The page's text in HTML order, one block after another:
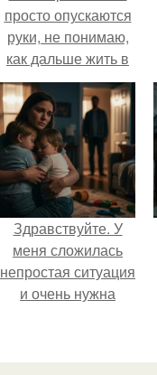
просто опускаются
руки, не понимаю,
как дальше жить в
этой ситуации.
Здравствуйте. У
меня сложилась
непростая ситуация
и очень нужна